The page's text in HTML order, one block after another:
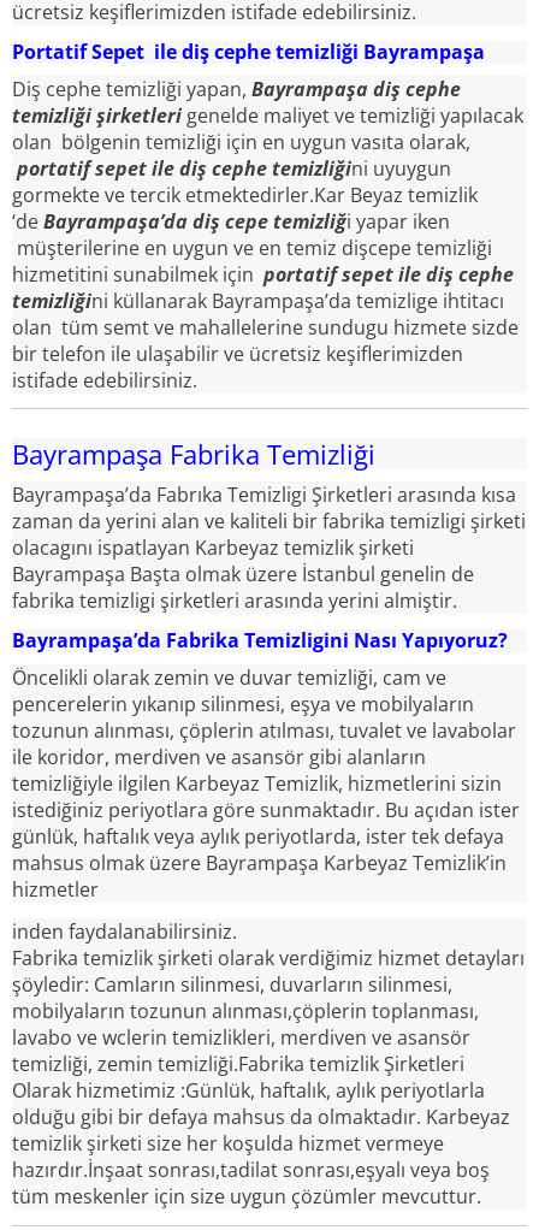
ücretsiz keşiflerimizden istifade edebilirsiniz.
Portatif Sepet ile diş cephe temizliği Bayrampaşa
Diş cephe temizliği yapan, Bayrampaşa diş cephe
temizliği şirketleri genelde maliyet ve temizliği yapılacak
olan bölgenin temizliği için en uygun vasıta olarak,
portatif sepet ile diş cephe temizliğini uyuygun
gormekte ve tercik etmektedirler.Kar Beyaz temizlik
‘deBayrampaşa’da diş cepe temizliği yapar iken
müşterilerine en uygun ve en temiz dişcepe temizliği
hizmetitini sunabilmek için portatif sepet ile diş cephe
temizliğini küllanarak Bayrampaşa’da temizlige ihtitacı
olan tüm semt ve mahallelerine sundugu hizmete sizde
bir telefon ile ulaşabilir ve ücretsiz keşiflerimizden
istifade edebilirsiniz.
Bayrampaşa Fabrika Temizliği
Bayrampaşa’da Fabrıka Temizligi Şirketleri arasında kısa
zaman da yerini alan ve kaliteli bir fabrika temizligi şirketi
olacagını ispatlayan Karbeyaz temizlik şirketi
Bayrampaşa Başta olmak üzere İstanbul genelin de
fabrika temizligi şirketleri arasında yerini almiştir.
Bayrampaşa’da Fabrika Temizligini Nası Yapıyoruz?
Öncelikli olarak zemin ve duvar temizliği, cam ve
pencerelerin yıkanıp silinmesi, eşya ve mobilyaların
tozunun alınması, çöplerin atılması, tuvalet ve lavabolar
ile koridor, merdiven ve asansör gibi alanların
temizliğiyle ilgilen Karbeyaz Temizlik, hizmetlerini sizin
istediğiniz periyotlara göre sunmaktadır. Bu açıdan ister
günlük, haftalık veya aylık periyotlarda, ister tek defaya
mahsus olmak üzere Bayrampaşa Karbeyaz Temizlik’in
hizmetler
inden faydalanabilirsiniz.
Fabrika temizlik şirketi olarak verdiğimiz hizmet detayları
şöyledir: Camların silinmesi, duvarların silinmesi,
mobilyaların tozunun alınması,çöplerin toplanması,
lavabo ve wclerin temizlikleri, merdiven ve asansör
temizliği, zemin temizliği.Fabrika temizlik Şirketleri
Olarak hizmetimiz :Günlük, haftalık, aylık periyotlarla
olduğu gibi bir defaya mahsus da olmaktadır. Karbeyaz
temizlik şirketi size her koşulda hizmet vermeye
hazırdır.İnşaat sonrası,tadilat sonrası,eşyalı veya boş
tüm meskenler için size uygun çözümler mevcuttur.